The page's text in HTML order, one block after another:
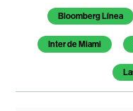
Temas de este
Bloomberg Línea
Inter de Miami